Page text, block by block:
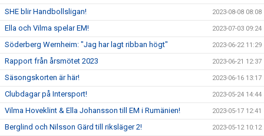
SHE blir Handbollsligan! 2023-08-08 08:08
Ella och Vilma spelar EM! 2023-07-03 09:24
Söderberg Wernheim: "Jag har lagt ribban högt" 2023-06-22 11:29
Rapport från årsmötet 2023 2023-06-21 12:37
Säsongskorten är här! 2023-06-16 13:17
Clubdagar på Intersport! 2023-05-24 14:44
Vilma Hoveklint & Ella Johansson till EM i Rumänien! 2023-05-17 12:41
Berglind och Nilsson Gärd till riksläger 2! 2023-05-12 10:12